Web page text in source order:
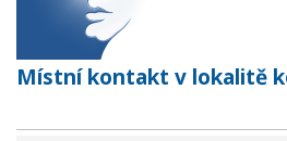
Místní kontakt v lokalitě